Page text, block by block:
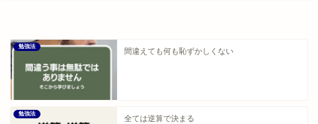
勉強法
間違えても何も恥ずかしくない
勉強法
全ては逆算で決まる